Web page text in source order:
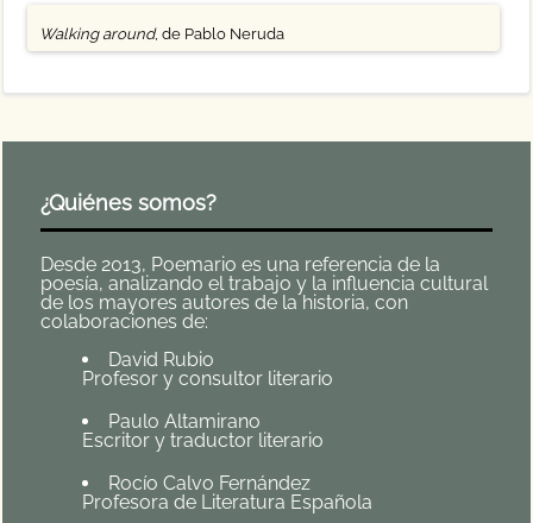
Walking around, de Pablo Neruda
¿Quiénes somos?
Desde 2013, Poemario es una referencia de la
poesía, analizando el trabajo y la influencia cultural
de los mayores autores de la historia, con
colaboraciones de:
David Rubio
Profesor y consultor literario
Paulo Altamirano
Escritor y traductor literario
Rocío Calvo Fernández
Profesora de Literatura Española